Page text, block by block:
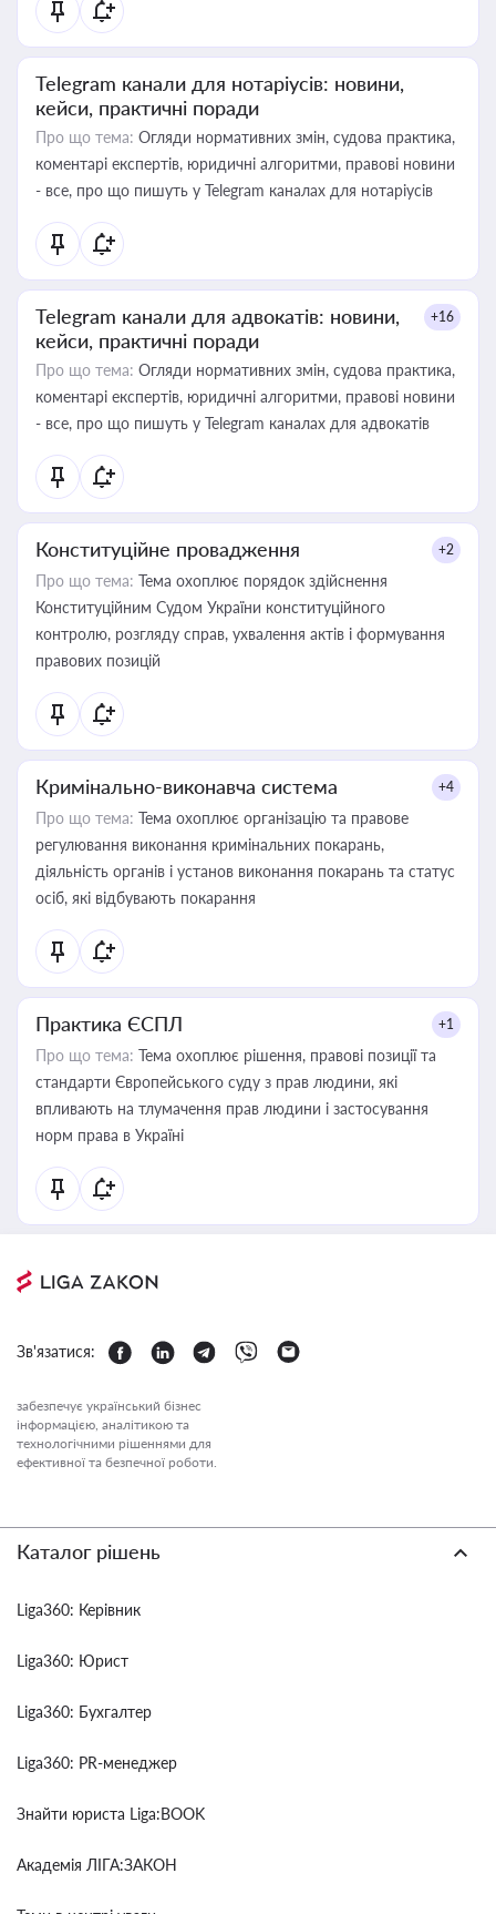
Telegram канали для нотаріусів: новини,
кейси, практичні поради
Про що тема: Огляди нормативних змін, судова практика,
коментарі експертів, юридичні алгоритми, правові новини
- все, про що пишуть у Telegram каналах для нотаріусів
Telegram канали для адвокатів: новини,
кейси, практичні поради
+16
Про що тема: Огляди нормативних змін, судова практика,
коментарі експертів, юридичні алгоритми, правові новини
- все, про що пишуть у Telegram каналах для адвокатів
Конституційне провадження +2
Про що тема: Тема охоплює порядок здійснення
Конституційним Судом України конституційного
контролю, розгляду справ, ухвалення актів і формування
правових позицій
Кримінально-виконавча система +4
Про що тема: Тема охоплює організацію та правове
регулювання виконання кримінальних покарань,
діяльність органів і установ виконання покарань та статус
осіб, які відбувають покарання
Практика ЄСПЛ +1
Про що тема: Тема охоплює рішення, правові позиції та
стандарти Європейського суду з прав людини, які
впливають на тлумачення прав людини і застосування
норм права в Україні
Зв'язатися:
забезпечує український бізнес
інформацією, аналітикою та
технологічними рішеннями для
ефективної та безпечної роботи.
Каталог рішень
Liga360: Керівник
Liga360: Юрист
Liga360: Бухгалтер
Liga360: PR-менеджер
Знайти юриста Liga:BOOK
Академія ЛІГА:ЗАКОН